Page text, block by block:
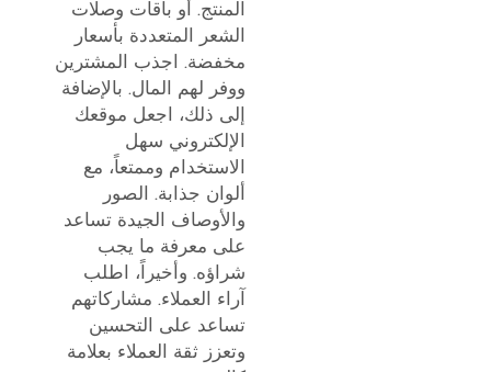
المنتج. أو باقات وصلات
الشعر المتعددة بأسعار
مخفضة. اجذب المشترين
ووفر لهم المال. بالإضافة
إلى ذلك، اجعل موقعك
الإلكتروني سهل
الاستخدام وممتعاً، مع
ألوان جذابة. الصور
والأوصاف الجيدة تساعد
على معرفة ما يجب
شراؤه. وأخيراً، اطلب
آراء العملاء. مشاركاتهم
تساعد على التحسين
وتعزز ثقة العملاء بعلامة